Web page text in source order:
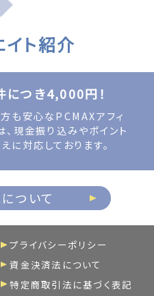
イト紹介
につき4,000円！
も安心なPCMAXアフィ
、現金振り込みやポイント
に対応しております。
ついて
プライバシーポリシー
資金決済法について
特定商取引法に基づく表記